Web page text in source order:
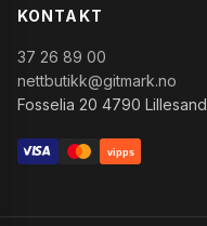
KONTAKT
37 26 89 00
nettbutikk@gitmark.no
Fosselia 20 4790 Lillesand
vipps